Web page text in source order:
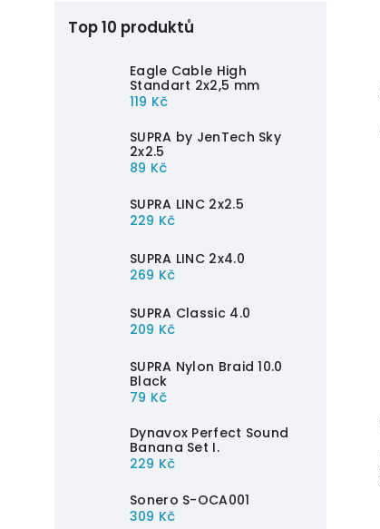
Top 10 produktů
Eagle Cable High
Standart 2x2,5 mm
119 Kč
SUPRA by JenTech Sky
2x2.5
89 Kč
SUPRA LINC 2x2.5
229 Kč
SUPRA LINC 2x4.0
269 Kč
SUPRA Classic 4.0
209 Kč
SUPRA Nylon Braid 10.0
Black
79 Kč
Dynavox Perfect Sound
Banana Set I.
229 Kč
Sonero S-OCA001
309 Kč